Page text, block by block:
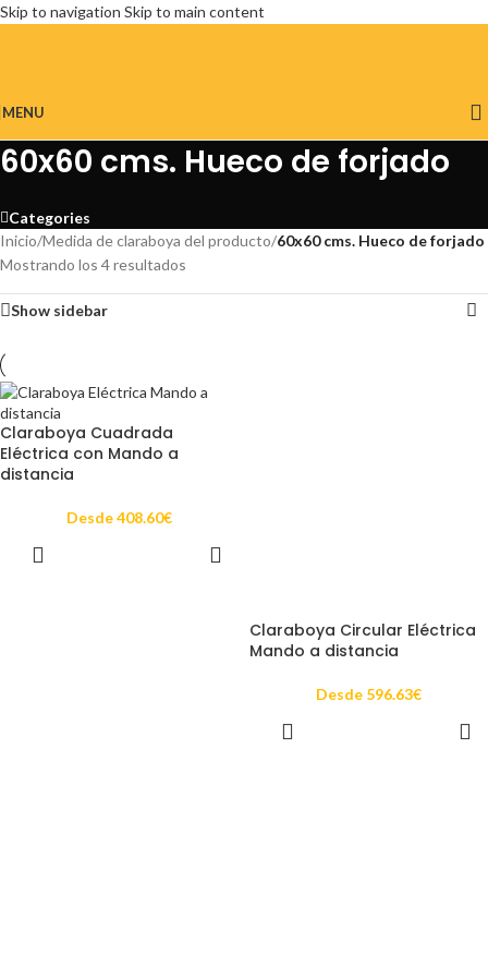
Skip to navigation Skip to main content
MENU
60x60 cms. Hueco de forjado
Categories
Inicio/Medida de claraboya del producto/60x60 cms. Hueco de forjado
Mostrando los 4 resultados
Show sidebar
Claraboya Cuadrada
Eléctrica con Mando a
distancia
Desde408.60€
Claraboya Circular Eléctrica
Mando a distancia
Desde 596.63€